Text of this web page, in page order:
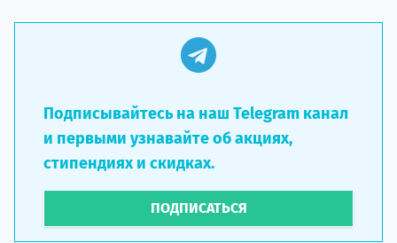
Подписывайтесь на наш Telegram канал
и первыми узнавайте об акциях,
стипендиях и скидках.
ПОДПИСАТЬСЯ